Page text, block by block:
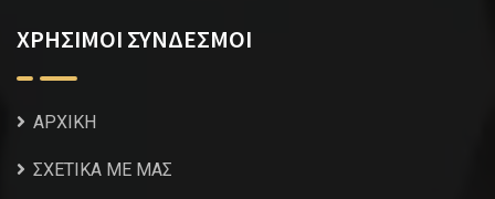
ΧΡΗΣΙΜΟΙ ΣΥΝΔΕΣΜΟΙ
ΑΡΧΙΚΗ
ΣΧΕΤΙΚΑ ΜΕ ΜΑΣ